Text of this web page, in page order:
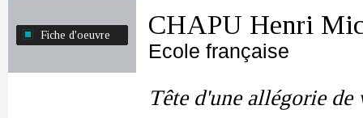
Fiche d'oeuvre CHAPU Henri
Ecole française
Tête d'une allégorie